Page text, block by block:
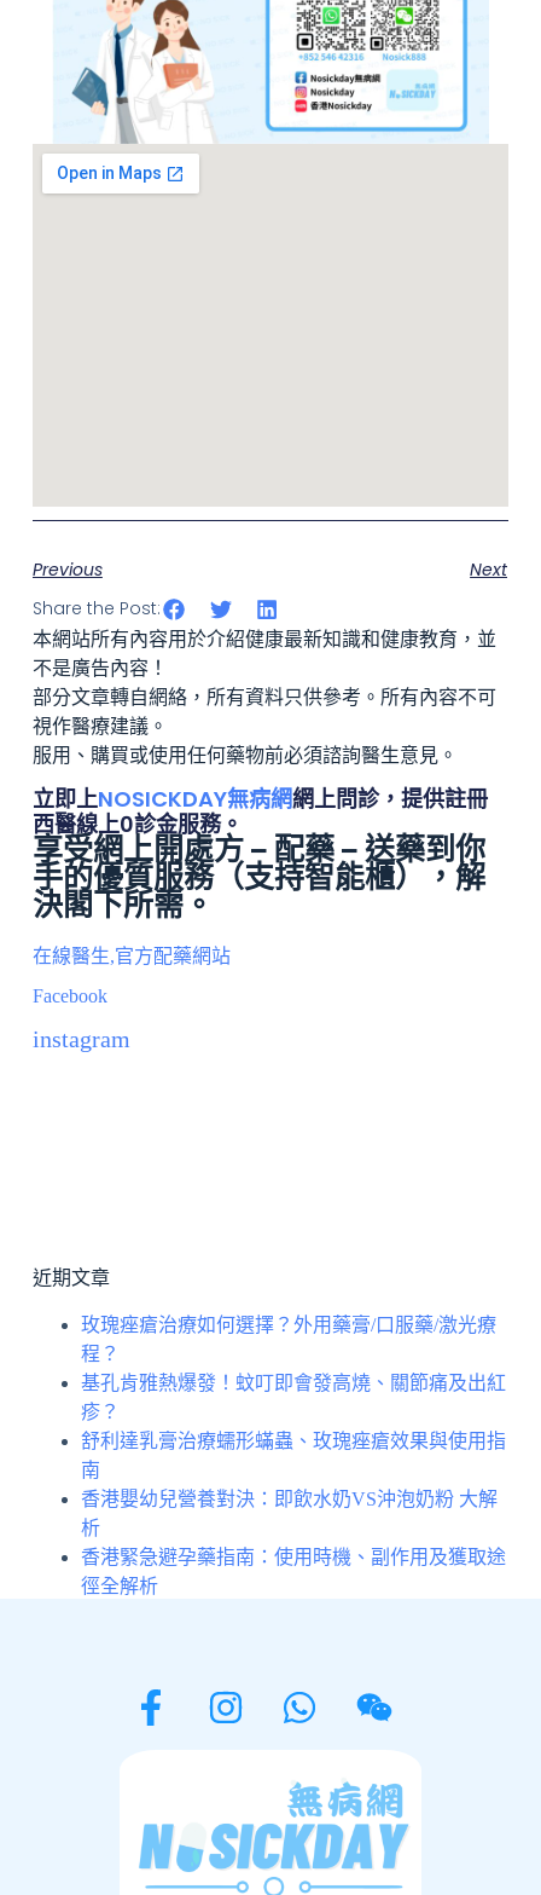
Previous
Next
Share the Post:
本網站所有內容用於介紹健康最新知識和健康教育，並
不是廣告內容！
部分文章轉自網絡，所有資料只供參考。所有內容不可
視作醫療建議。
服用、購買或使用任何藥物前必須諮詢醫生意見。
立即上NOSICKDAY無病網網上問診，提供註冊
西醫線上0診金服務。
享受網上開處方 – 配藥 – 送藥到你
手的優質服務（支持智能櫃），解
決閣下所需。
在線醫生,官方配藥網站
Facebook
instagram
近期文章
玫瑰痤瘡治療如何選擇？外用藥膏/口服藥/激光療
程？
基孔肯雅熱爆發！蚊叮即會發高燒、關節痛及出紅
疹？
舒利達乳膏治療蠕形蟎蟲、玫瑰痤瘡效果與使用指
南
香港嬰幼兒營養對決：即飲水奶VS沖泡奶粉 大解
析
香港緊急避孕藥指南：使用時機、副作用及獲取途
徑全解析